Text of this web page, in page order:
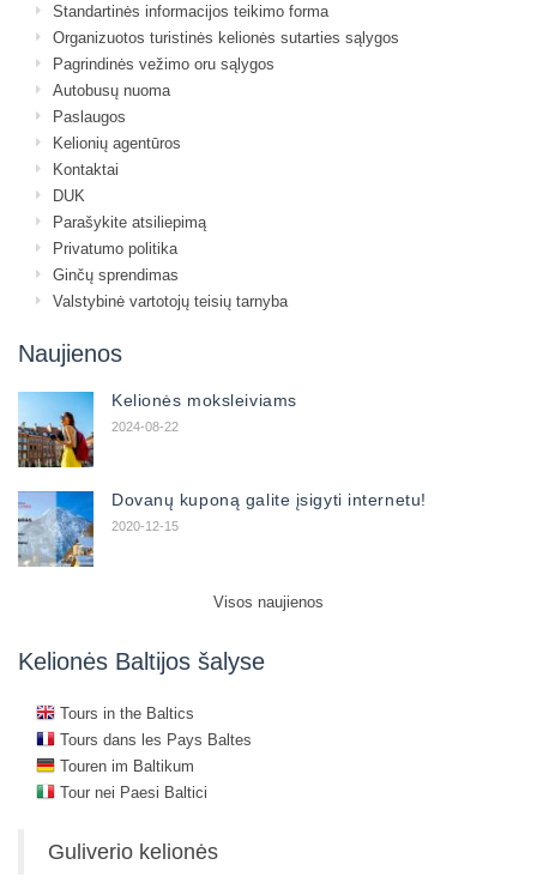
Standartinės informacijos teikimo forma
Organizuotos turistinės kelionės sutarties sąlygos
Pagrindinės vežimo oru sąlygos
Autobusų nuoma
Paslaugos
Kelionių agentūros
Kontaktai
DUK
Parašykite atsiliepimą
Privatumo politika
Ginčų sprendimas
Valstybinė vartotojų teisių tarnyba
Naujienos
Kelionės moksleiviams
2024-08-22
Dovanų kuponą galite įsigyti internetu!
2020-12-15
Visos naujienos
Kelionės Baltijos šalyse
Tours in the Baltics
Tours dans les Pays Baltes
Touren im Baltikum
Tour nei Paesi Baltici
Guliverio kelionės